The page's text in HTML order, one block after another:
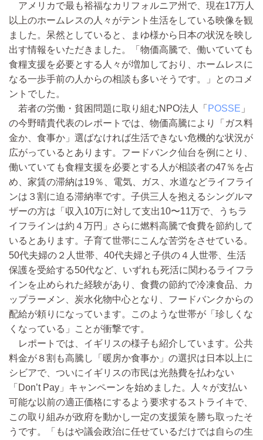
アメリカで最も裕福なカリフォルニア州で、現在17万人
以上のホームレスの人々がテント生活をしている映像を観
ました。呆然としていると、まゆ様から日本の状況を映し
出す情報をいただきました。「物価高騰で、働いていても
食糧支援を必要とする人々が増加しており、ホームレスに
なる一歩手前の人からの相談も多いそうです。」とのコメ
ントでした。
若者の労働・貧困問題に取り組むNPO法人「 POSSE 」
の今野晴貴代表のレポートでは、物価高騰により「ガス料
金か、食事か」選ばなければ生活できない危機的な状況が
広がっているとあります。フードバンク仙台を例にとり、
働いていても食糧支援を必要とする人が相談者の47％を占
め、家賃の滞納は19％、電気、ガス、水道などライフライ
ンは３割に迫る滞納率です。子供三人を抱えるシングルマ
ザーの方は「収入10万に対して支出10〜11万で、うちラ
イフラインは約４万円」さらに燃料高騰で食費を節約して
いるとあります。子育て世帯にこんな苦労をさせている。
50代夫婦の２人世帯、40代夫婦と子供の４人世帯、生活
保護を受給する50代など、いずれも死活に関わるライフラ
インを止められた経験があり、食費の節約で冷凍食品、カ
ップラーメン、炭水化物中心となり、フードバンクからの
配給が頼りになっています。このような世帯が「珍しくな
くなっている」ことが衝撃です。
レポートでは、イギリスの様子も紹介しています。公共
料金が８割も高騰し「暖房か食事か」の選択は日本以上に
シビアで、ついにイギリスの市民は光熱費を払わない
「Don’t Pay」キャンペーンを始めました。人々が支払い
可能な以前の適正価格にするよう要求するストライキで、
この取り組みが政府を動かし一定の支援策を勝ち取ったそ
うです。「もはや議会政治に任せているだけでは自らの生